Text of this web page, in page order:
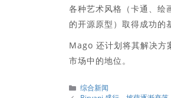
各种艺术风格（卡通、
的开源原型）取得成功的
Mago 还计划将其解决
市场中的地位。
分
综合新闻